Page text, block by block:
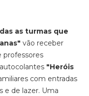
as turmas que
vão receber
professores
"Heróis
com entradas
e de lazer. Uma